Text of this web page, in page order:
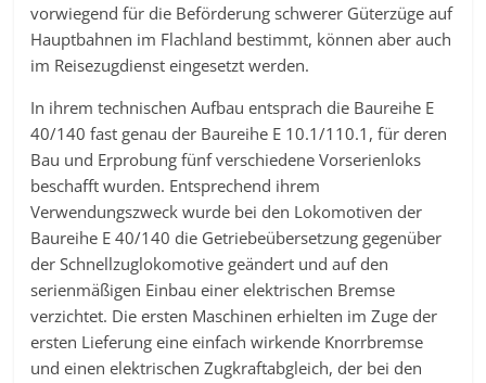
vorwiegend für die Beförderung schwerer Güterzüge auf
Hauptbahnen im Flachland bestimmt, können aber auch
im Reisezugdienst eingesetzt werden.
In ihrem technischen Aufbau entsprach die Baureihe E
40/140 fast genau der Baureihe E 10.1/110.1, für deren
Bau und Erprobung fünf verschiedene Vorserienloks
beschafft wurden. Entsprechend ihrem
Verwendungszweck wurde bei den Lokomotiven der
Baureihe E 40/140 die Getriebeübersetzung gegenüber
der Schnellzuglokomotive geändert und auf den
serienmäßigen Einbau einer elektrischen Bremse
verzichtet. Die ersten Maschinen erhielten im Zuge der
ersten Lieferung eine einfach wirkende Knorrbremse
und einen elektrischen Zugkraftabgleich, der bei den